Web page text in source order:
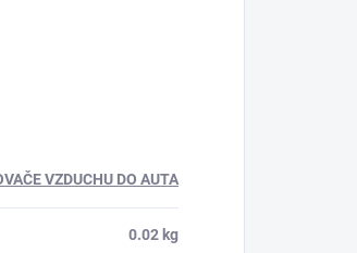
VZDUCHU DO AUTA
0.02 kg